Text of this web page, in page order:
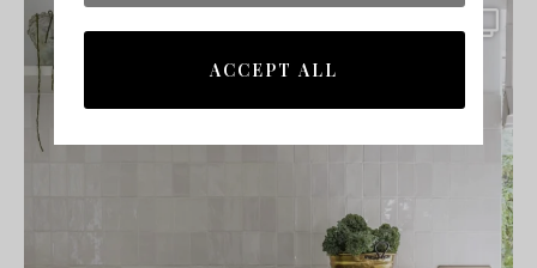
ACCEPT ALL